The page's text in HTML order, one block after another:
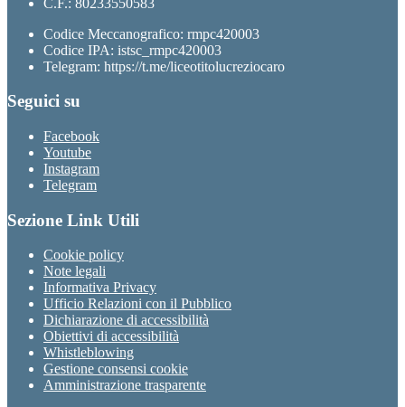
Codice Meccanografico: rmpc420003
Codice IPA: istsc_rmpc420003
Telegram: https://t.me/liceotitolucreziocaro
Seguici su
Facebook
Youtube
Instagram
Telegram
Sezione Link Utili
Cookie policy
Note legali
Informativa Privacy
Ufficio Relazioni con il Pubblico
Dichiarazione di accessibilità
Obiettivi di accessibilità
Whistleblowing
Gestione consensi cookie
Amministrazione trasparente